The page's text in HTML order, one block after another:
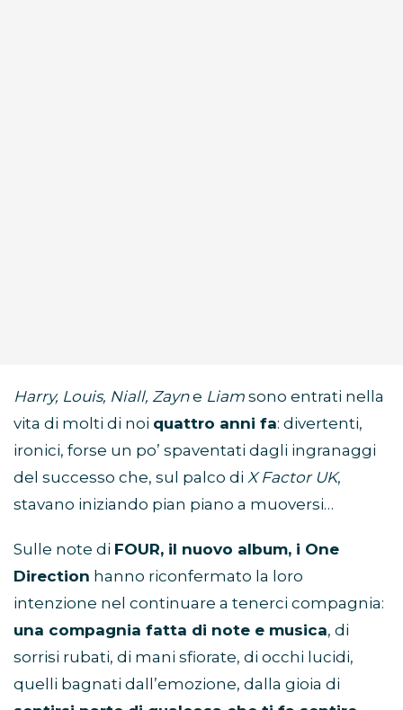
Harry, Louis, Niall, Zayne Liam sono entrati nella
vita di molti di noi quattro anni fa: divertenti,
ironici, forse un po’ spaventati dagli ingranaggi
del successo che, sul palco di X Factor UK,
stavano iniziando pian piano a muoversi…
Sulle note di FOUR, il nuovo album, i One
Direction hanno riconfermato la loro
intenzione nel continuare a tenerci compagnia:
una compagnia fatta di note e musica, di
sorrisi rubati, di mani sfiorate, di occhi lucidi,
quelli bagnati dall’emozione, dalla gioia di